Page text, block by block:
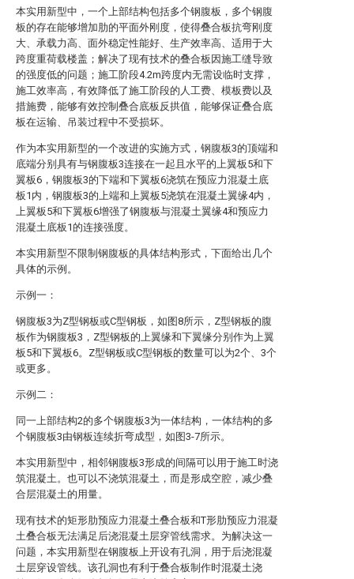
本实用新型中，一个上部结构包括多个钢腹板，多个钢腹
板的存在能够增加肋的平面外刚度，使得叠合板抗弯刚度
大、承载力高、面外稳定性能好、生产效率高、适用于大
跨度重荷载楼盖；解决了现有技术的叠合板因施工缝导致
的强度低的问题；施工阶段4.2m跨度内无需设临时支撑，
施工效率高，有效降低了施工阶段的人工费、模板费以及
措施费，能够有效控制叠合底板反拱值，能够保证叠合底
板在运输、吊装过程中不受损坏。
作为本实用新型的一个改进的实施方式，钢腹板3的顶端和
底端分别具有与钢腹板3连接在一起且水平的上翼板5和下
翼板6，钢腹板3的下端和下翼板6浇筑在预应力混凝土底
板1内，钢腹板3的上端和上翼板5浇筑在混凝土翼缘4内，
上翼板5和下翼板6增强了钢腹板与混凝土翼缘4和预应力
混凝土底板1的连接强度。
本实用新型不限制钢腹板的具体结构形式，下面给出几个
具体的示例。
示例一：
钢腹板3为Z型钢板或C型钢板，如图8所示，Z型钢板的腹
板作为钢腹板3，Z型钢板的上翼缘和下翼缘分别作为上翼
板5和下翼板6。Z型钢板或C型钢板的数量可以为2个、3个
或更多。
示例二：
同一上部结构2的多个钢腹板3为一体结构，一体结构的多
个钢腹板3由钢板连续折弯成型，如图3-7所示。
本实用新型中，相邻钢腹板3形成的间隔可以用于施工时浇
筑混凝土。也可以不浇筑混凝土，而是形成空腔，减少叠
合层混凝土的用量。
现有技术的矩形肋预应力混凝土叠合板和T形肋预应力混凝
土叠合板无法满足后浇混凝土层穿管线需求。为解决这一
问题，本实用新型在钢腹板上开设有孔洞，用于后浇混凝
土层穿设管线。该孔洞也有利于叠合板制作时混凝土浇